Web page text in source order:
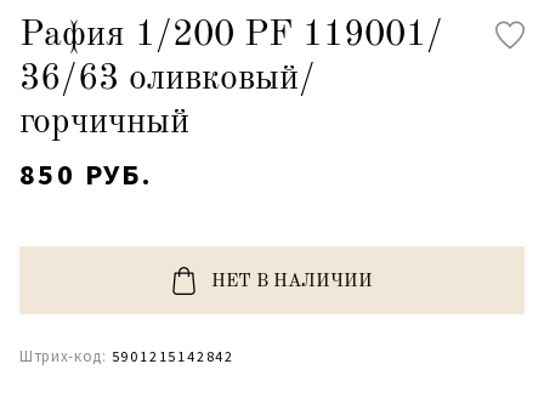
Рафия 1/200 PF 119001/
36/63 оливковый/
горчичный
850 РУБ.
НЕТ В НАЛИЧИИ
Штрих-код: 5901215142842